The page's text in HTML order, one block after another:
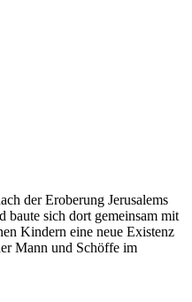
der Eroberung Jerusalems
baute sich dort gemeinsam mit
Kindern eine neue Existenz
Mann und Schöffe im